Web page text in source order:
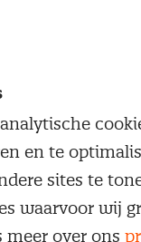
en te
sites te
waarvoor wij
over ons